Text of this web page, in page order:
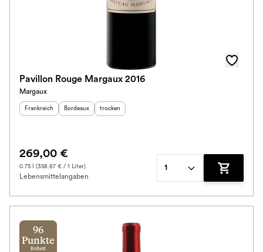
Pavillon Rouge Margaux 2016
Margaux
Herkunftsland
Frankreich Herkunftsregion:
Bordeaux Geschmack
trocken
269,00 €
0.75 l (358.67 € / 1 Liter)
Lebensmittelangaben
1
Zum
96
Punkte
Robert